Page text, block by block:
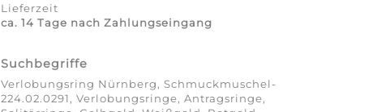
Lieferzeit
ca. 14 Tage nach Zahlungseingang
Suchbegriffe
Verlobungsring Nürnberg, Schmuckmuschel-
224.02.0291, Verlobungsringe, Antragsringe,